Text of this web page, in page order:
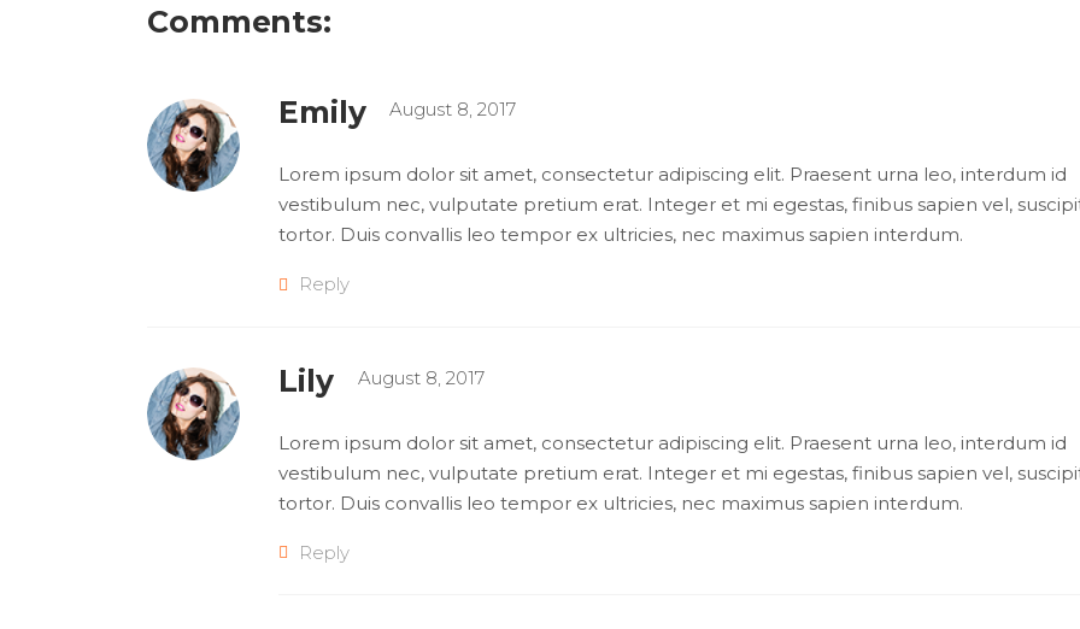
Comments:
Emily August 8, 2017
Lorem ipsum dolor sit amet, consectetur adipiscing elit. Praesent urna leo, interdum id
vestibulum nec, vulputate pretium erat. Integer et mi egestas, finibus sapien vel,
tortor. Duis convallis leo tempor ex ultricies, nec maximus sapien interdum.
Reply
Lily August 8, 2017
Lorem ipsum dolor sit amet, consectetur adipiscing elit. Praesent urna leo, interdum id
vestibulum nec, vulputate pretium erat. Integer et mi egestas, finibus sapien vel,
tortor. Duis convallis leo tempor ex ultricies, nec maximus sapien interdum.
Reply